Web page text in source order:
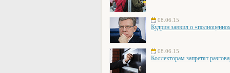
08.06.15
Кудрин заявил о
08.06.15
Коллекторам запретят